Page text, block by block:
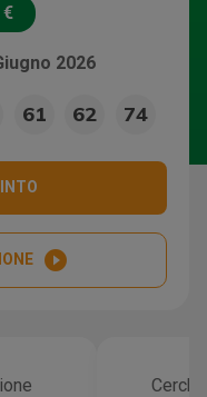
2026
61 62 74
play_circle_filled
Cerchi